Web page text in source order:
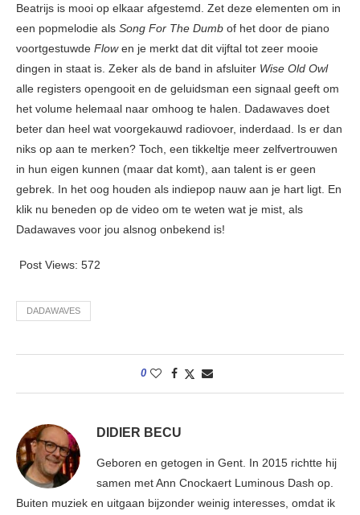
Beatrijs is mooi op elkaar afgestemd. Zet deze elementen om in
een popmelodie als Song For The Dumb of het door de piano
voortgestuwde Flowen je merkt dat dit vijftal tot zeer mooie
dingen in staat is. Zeker als de band in afsluiter Wise Old Owl
alle registers opengooit en de geluidsman een signaal geeft om
het volume helemaal naar omhoog te halen. Dadawaves doet
beter dan heel wat voorgekauwd radiovoer, inderdaad. Is er dan
niks op aan te merken? Toch, een tikkeltje meer zelfvertrouwen
in hun eigen kunnen (maar dat komt), aan talent is er geen
gebrek. In het oog houden als indiepop nauw aan je hart ligt. En
klik nu beneden op de video om te weten wat je mist, als
Dadawaves voor jou alsnog onbekend is!
Post Views: 572
DADAWAVES
0
DIDIER BECU
Geboren en getogen in Gent. In 2015 richtte hij
samen met Ann Cnockaert Luminous Dash op.
Buiten muziek en uitgaan bijzonder weinig interesses, omdat ik